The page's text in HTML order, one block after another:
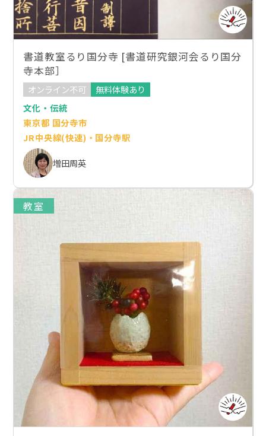
書道教室るり国分寺 [書道研究銀河会るり国分
寺本部］
オンライン不可
無料体験あり
文化・伝統
東京都 国分寺市
JR中央線(快速)・国分寺駅
増田周英
教室